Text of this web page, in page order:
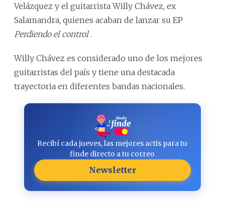
Velázquez y el guitarrista Willy Chávez, ex
Salamandra, quienes acaban de lanzar su EP
Perdiendo el control .
Willy Chávez es considerado uno de los mejores
guitarristas del país y tiene una destacada
trayectoria en diferentes bandas nacionales.
Recibí cada jueves, las mejores actis para tu
finde directo a tu correo
Newsletter